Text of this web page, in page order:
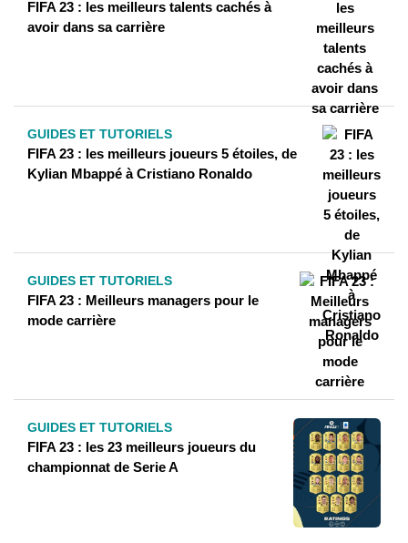
FIFA 23 : les meilleurs talents cachés à
avoir dans sa carrière
GUIDES ET TUTORIELS
FIFA 23 : les meilleurs joueurs 5 étoiles, de
Kylian Mbappé à Cristiano Ronaldo
GUIDES ET TUTORIELS
FIFA 23 : Meilleurs managers pour le
mode carrière
GUIDES ET TUTORIELS
FIFA 23 : les 23 meilleurs joueurs du
championnat de Serie A